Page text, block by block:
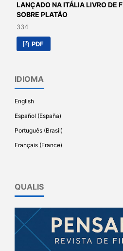
LANÇADO NA ITÁLIA LIVRO DE
SOBRE PLATÃO
334
PDF
IDIOMA
English
Español (España)
Português (Brasil)
Français (France)
QUALIS